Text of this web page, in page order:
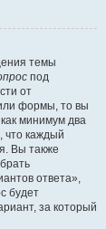
темы
под
от
формы, то вы
минимум два
что каждый
Вы также
ответа»,
будет
за который